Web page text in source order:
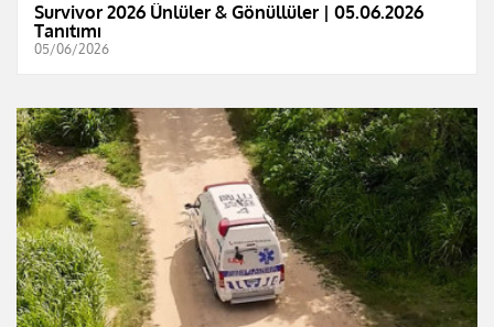
Survivor 2026 Ünlüler & Gönüllüler | 05.06.2026
Tanıtımı
05/06/2026